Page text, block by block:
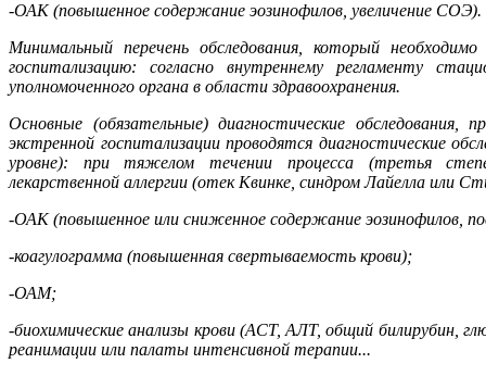
-ОАК (повышенное содержание эозинофилов, увеличение СОЭ).
Минимальный перечень обследования, который
госпитализацию: согласно внутреннему регламенту
уполномоченного органа в области здравоохранения.
Основные (обязательные) диагностические обследования,
экстренной госпитализации проводятся диагностические
уровне): при тяжелом течении процесса (третья
лекарственной аллергии (отек Квинке, синдром Лайелла или
-ОАК (повышенное или сниженное содержание эозинофилов,
-коагулограмма (повышенная свертываемость крови);
-ОАМ;
-биохимические анализы крови (АСТ, АЛТ, общий билирубин,
реанимации или палаты интенсивной терапии...